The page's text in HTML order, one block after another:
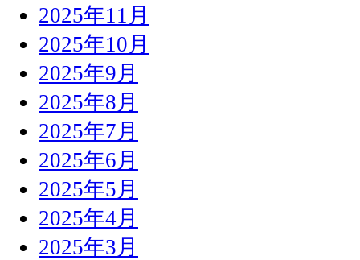
2025年11月
2025年10月
2025年9月
2025年8月
2025年7月
2025年6月
2025年5月
2025年4月
2025年3月